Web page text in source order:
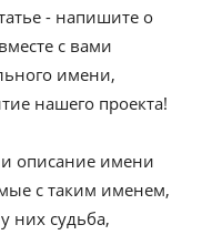
- напишите о
с вами
имени,
нашего проекта!
описание имени
с таким именем,
них судьба,